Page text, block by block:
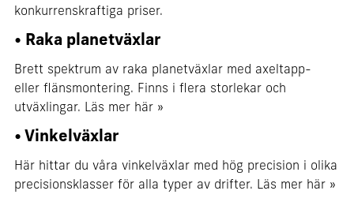
konkurrenskraftiga priser.
• Raka planetväxlar
Brett spektrum av raka planetväxlar med axeltapp-
eller flänsmontering. Finns i flera storlekar och
utväxlingar. Läs mer här»
• Vinkelväxlar
Här hittar du våra vinkelväxlar med hög precision i olika
precisionsklasser för alla typer av drifter. Läs mer här»